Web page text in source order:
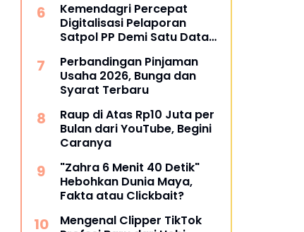
Kemendagri Percepat
Digitalisasi Pelaporan
Satpol PP Demi Satu Data
Perbandingan Pinjaman
Usaha 2026, Bunga dan
Syarat Terbaru
Raup di Atas Rp10 Juta per
Bulan dari YouTube, Begini
Caranya
"Zahra 6 Menit 40 Detik"
Hebohkan Dunia Maya,
Fakta atau Clickbait?
Mengenal Clipper TikTok